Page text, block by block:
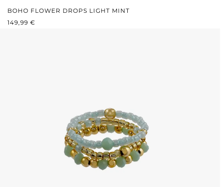
BOHO FLOWER DROPS LIGHT MINT
PRIX RÉGULIER :
149,99 €